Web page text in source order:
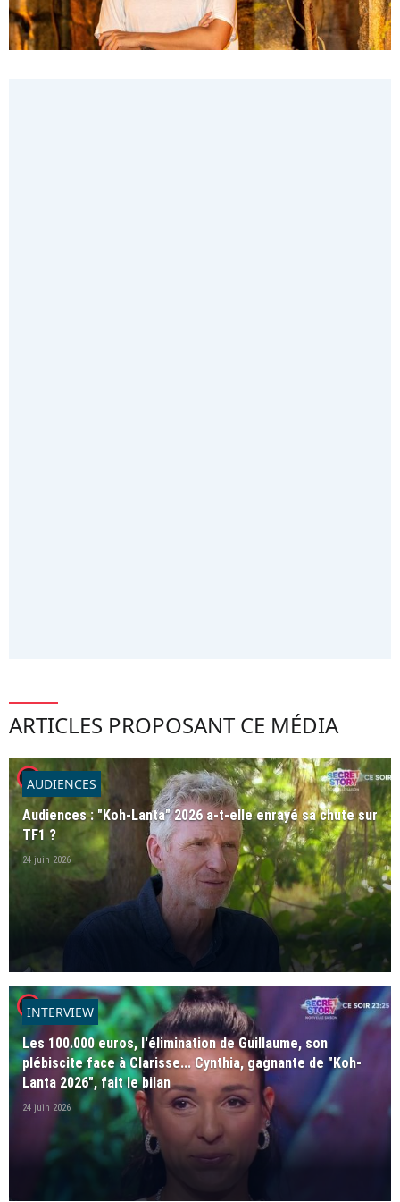
ARTICLES PROPOSANT CE MÉDIA
player2AUDIENCES
Audiences : "Koh-Lanta" 2026 a-t-elle enrayé sa chute sur
TF1 ?
24 juin 2026
player2INTERVIEW
Les 100.000 euros, l'élimination de Guillaume, son
plébiscite face à Clarisse... Cynthia, gagnante de "Koh-
Lanta 2026", fait le bilan
24 juin 2026